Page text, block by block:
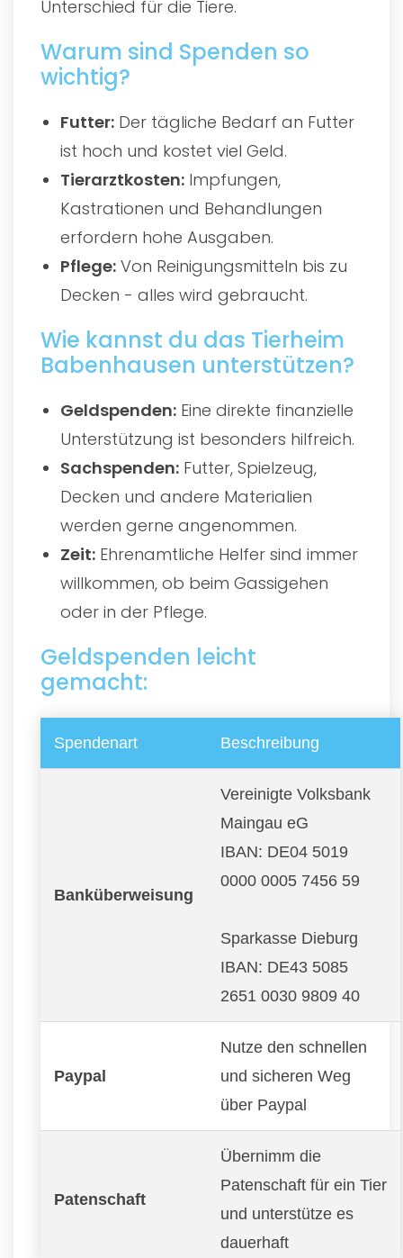
Unterschied für die Tiere.
Warum sind Spenden so
wichtig?
Futter: Der tägliche Bedarf an Futter
ist hoch und kostet viel Geld.
Tierarztkosten: Impfungen,
Kastrationen und Behandlungen
erfordern hohe Ausgaben.
Pflege: Von Reinigungsmitteln bis zu
Decken - alles wird gebraucht.
Wie kannst du das Tierheim
Babenhausen unterstützen?
Geldspenden: Eine direkte finanzielle
Unterstützung ist besonders hilfreich.
Sachspenden: Futter, Spielzeug,
Decken und andere Materialien
werden gerne angenommen.
Zeit: Ehrenamtliche Helfer sind immer
willkommen, ob beim Gassigehen
oder in der Pflege.
Geldspenden leicht
gemacht:
Spendenart Beschreibung
Banküberweisung
Vereinigte Volksbank
Maingau eG
IBAN: DE04 5019
0000 0005 7456 59
Sparkasse Dieburg
IBAN: DE43 5085
2651 0030 9809 40
Paypal
Nutze den schnellen
und sicheren Weg
über Paypal
Patenschaft
Übernimm die
Patenschaft für ein Tier
und unterstütze es
dauerhaft